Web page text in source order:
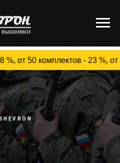
комплектов - 23 %, от